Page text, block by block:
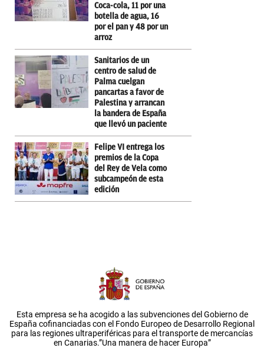
Coca-cola, 11 por una
botella de agua, 16
por el pan y 48 por un
arroz
Sanitarios de un
centro de salud de
Palma cuelgan
pancartas a favor de
Palestina y arrancan
la bandera de España
que llevó un paciente
Felipe VI entrega los
premios de la Copa
del Rey de Vela como
subcampeón de esta
edición
Esta empresa se ha acogido a las subvenciones del Gobierno de
España cofinanciadas con el Fondo Europeo de Desarrollo Regional
para las regiones ultraperiféricas para el transporte de mercancías
en Canarias.”Una manera de hacer Europa”